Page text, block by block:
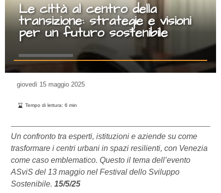
Le città al centro della
transizione: strategie e visioni
per un futuro sostenibile
Un confronto tra esperti, istituzioni e aziende su come
trasformare i centri urbani in spazi resilienti, con Venezia
come caso emblematico. Questo il tema dell’evento
ASviS del 13 maggio nel Festival dello Sviluppo
Sostenibile. 15/5/25
giovedì 15 maggio 2025
Tempo di lettura:6 min